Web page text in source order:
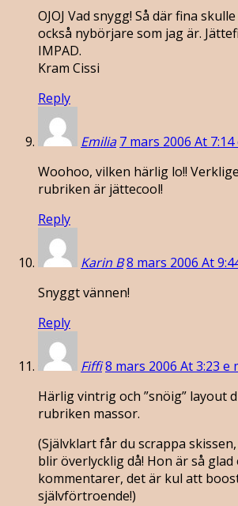
OJOJ Vad snygg! Så där fina
också nybörjare som jag är.
IMPAD.
Kram Cissi
Reply
Emilia 7 mars 2006 At 7:14
Woohoo, vilken härlig lo!!
rubriken är jättecool!
Reply
Karin B8 mars 2006 At
Snyggt vännen!
Reply
Fiffi8 mars 2006 At 3:23 e
Härlig vintrig och ”snöig” layout
rubriken massor.
(Självklart får du scrappa
blir överlycklig då! Hon är så glad
kommentarer, det är kul att
självförtroende!)